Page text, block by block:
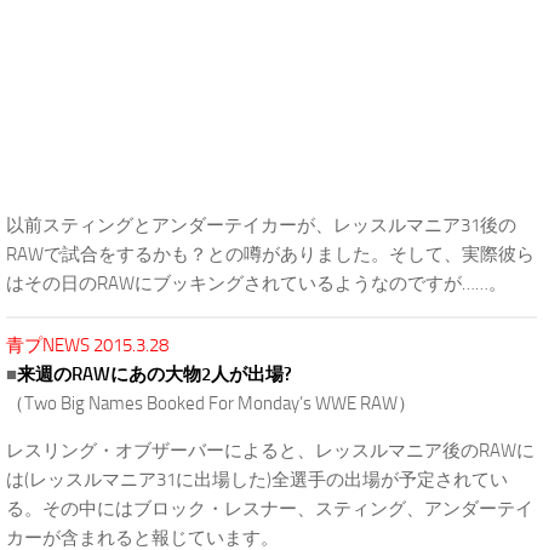
以前スティングとアンダーテイカーが、レッスルマニア31後の
RAWで試合をするかも？との噂がありました。そして、実際彼ら
はその日のRAWにブッキングされているようなのですが……。
青プNEWS 2015.3.28
■来週のRAWにあの大物2人が出場?
（Two Big Names Booked For Monday’s WWE RAW）
レスリング・オブザーバーによると、レッスルマニア後のRAWに
は(レッスルマニア31に出場した)全選手の出場が予定されてい
る。その中にはブロック・レスナー、スティング、アンダーテイ
カーが含まれると報じています。